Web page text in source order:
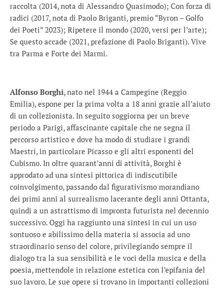
raccolta (2014, nota di Alessandro Quasimodo); Con forza di
radici (2017, nota di Paolo Briganti, premio “Byron – Golfo
dei Poeti” 2023); Ripetere il mondo (2020, versi per l’arte);
Se questo accade (2021, prefazione di Paolo Briganti). Vive
tra Parma e Forte dei Marmi.
Alfonso Borghi, nato nel 1944 a Campegine (Reggio
Emilia), espone per la prima volta a 18 anni grazie all’aiuto
di un collezionista. In seguito soggiorna per un breve
periodo a Parigi, affascinante capitale che ne segna il
percorso artistico e dove ha modo di studiare i grandi
Maestri, in particolare Picasso e gli altri esponenti del
Cubismo. In oltre quarant’anni di attività, Borghi è
approdato ad una sintesi pittorica di indiscutibile
coinvolgimento, passando dal figurativismo morandiano
dei primi anni al surrealismo lacerante degli anni Ottanta,
quindi a un astrattismo di impronta futurista nel decennio
successivo. Oggi ha raggiunto una sintesi in cui un uso
sontuoso e abilissimo della materia si associa ad uno
straordinario senso del colore, privilegiando sempre il
dialogo tra la sua sensibilità e le voci della musica e della
poesia, mettendole in relazione estetica con l’epifania del
suo lavoro. Le sue opere si trovano in importanti collezioni